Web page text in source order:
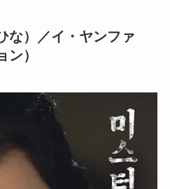
）／イ・ヤンファ
ン）